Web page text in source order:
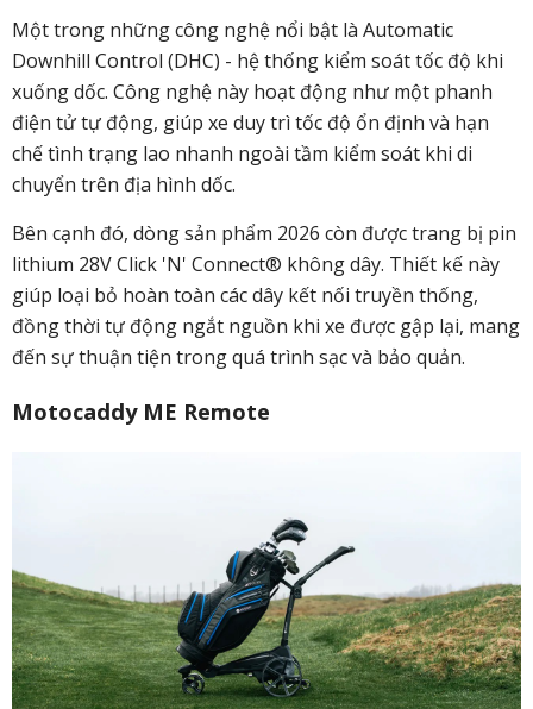
Một trong những công nghệ nổi bật là Automatic
Downhill Control (DHC) - hệ thống kiểm soát tốc độ khi
xuống dốc. Công nghệ này hoạt động như một phanh
điện tử tự động, giúp xe duy trì tốc độ ổn định và hạn
chế tình trạng lao nhanh ngoài tầm kiểm soát khi di
chuyển trên địa hình dốc.
Bên cạnh đó, dòng sản phẩm 2026 còn được trang bị pin
lithium 28V Click 'N' Connect® không dây. Thiết kế này
giúp loại bỏ hoàn toàn các dây kết nối truyền thống,
đồng thời tự động ngắt nguồn khi xe được gập lại, mang
đến sự thuận tiện trong quá trình sạc và bảo quản.
Motocaddy ME Remote